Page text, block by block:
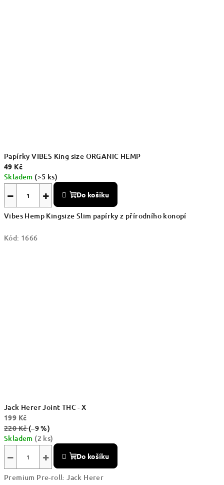
Papírky VIBES King size ORGANIC HEMP
49 Kč
Skladem (>5 ks)
+
− Do košíku
Vibes Hemp Kingsize Slim papírky z přírodního konopí
Kód: 1666
Jack Herer Joint THC - X
199 Kč
220 Kč(–9 %)
Skladem (2 ks)
+
− Do košíku
Premium Pre-roll: Jack Herer